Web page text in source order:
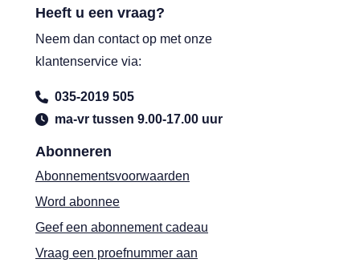
Abonneren
Abonnementsvoorwaarden
Word abonnee
Geef een abonnement cadeau
Vraag een proefnummer aan
Heeft u een vraag?
Neem dan contact op met onze
klantenservice via:
035-2019 505
ma-vr tussen 9.00-17.00 uur